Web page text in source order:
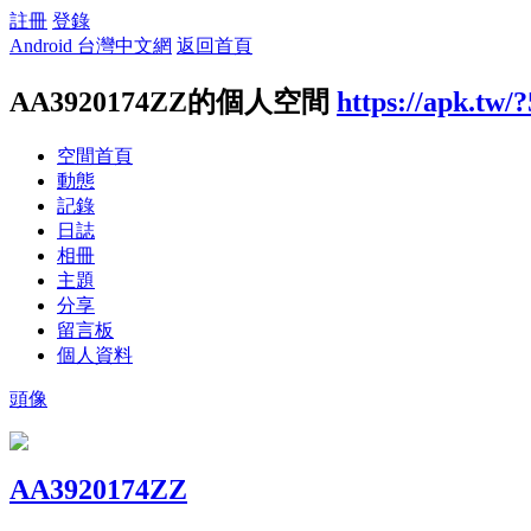
註冊 登錄
Android 台灣中文網 返回首頁
AA3920174ZZ的個人空間 https://apk.tw/
空間首頁
動態
記錄
日誌
相冊
主題
分享
留言板
個人資料
頭像
AA3920174ZZ